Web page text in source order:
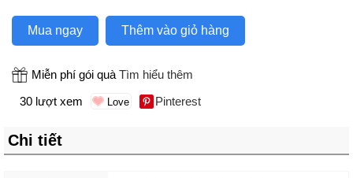
Mua ngay Thêm vào giỏ hàng
Miễn phí gói quà Tìm hiểu thêm
30 lượt xem
Pinterest
Chi tiết